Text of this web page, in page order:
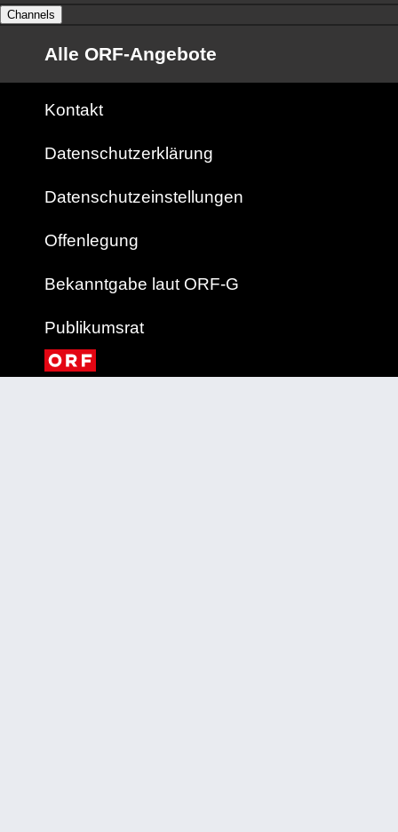
Channels
Alle ORF-Angebote
Kontakt
Datenschutzerklärung
Datenschutzeinstellungen
Offenlegung
Bekanntgabe laut ORF-G
Publikumsrat